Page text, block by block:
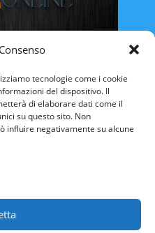
tecnologie come i cookie
del dispositivo. Il
di elaborare dati come il
su questo sito. Non
influire negativamente su alcune
LAZIO
LIGURIA